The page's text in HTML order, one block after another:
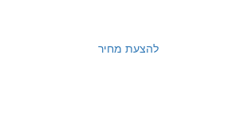
להצעת מחיר